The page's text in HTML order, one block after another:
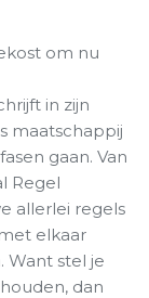
om nu
in zijn
maatschappij
gaan. Van
Regel
allerlei regels
elkaar
Want stel je
dan